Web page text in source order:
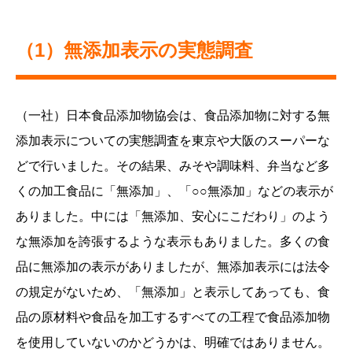
（1）無添加表示の実態調査
（一社）日本食品添加物協会は、食品添加物に対する無
添加表示についての実態調査を東京や大阪のスーパーな
どで行いました。その結果、みそや調味料、弁当など多
くの加工食品に「無添加」、「○○無添加」などの表示が
ありました。中には「無添加、安心にこだわり」のよう
な無添加を誇張するような表示もありました。多くの食
品に無添加の表示がありましたが、無添加表示には法令
の規定がないため、「無添加」と表示してあっても、食
品の原材料や食品を加工するすべての工程で食品添加物
を使用していないのかどうかは、明確ではありません。